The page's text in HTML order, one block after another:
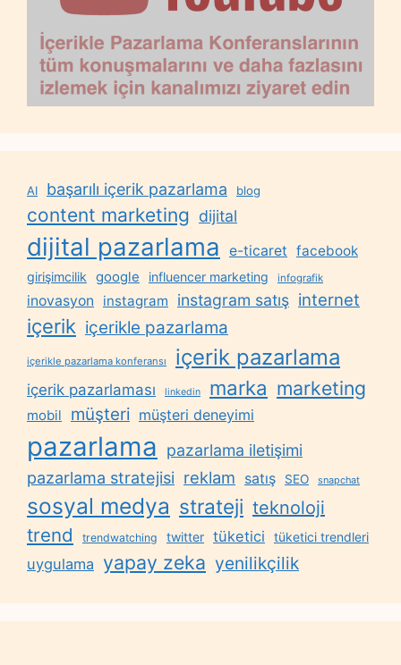
AI başarılı içerik pazarlama blog
content marketing dijital
dijital pazarlama e-ticaret facebook
girişimcilik google influencer marketing infografik
inovasyon instagram instagram satış internet
içerik içerikle pazarlama
içerikle pazarlama konferansı içerik pazarlama
içerik pazarlaması linkedin marka marketing
mobil müşteri müşteri deneyimi
pazarlama
pazarlama iletişimi
pazarlama stratejisi reklam satış SEO snapchat
sosyal medya strateji teknoloji
trend trendwatching twitter tüketici tüketici trendleri
uygulama yapay zeka yenilikçilik